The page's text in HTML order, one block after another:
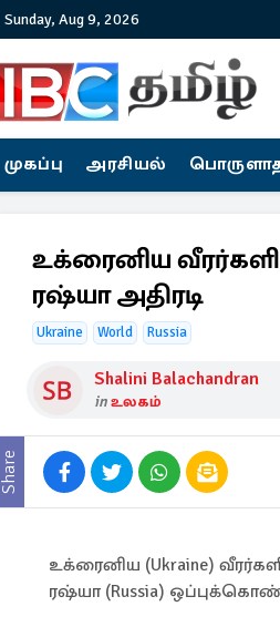
Sunday, Aug 9, 2026
முகப்பு அரசியல்
உக்ரைனிய
ரஷ்யா அதிரடி
Ukraine World Russia
Shalini Balachandran
inஉலகம்
Share
உக்ரைனிய (Ukraine)
ரஷ்யா (Russia)